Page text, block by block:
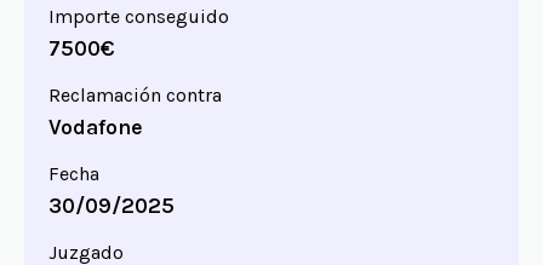
Importe conseguido
7500€
Reclamación contra
Vodafone
Fecha
30/09/2025
Juzgado